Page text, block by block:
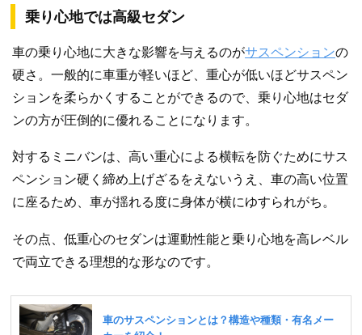
乗り心地では高級セダン
車の乗り心地に大きな影響を与えるのがサスペンションの
硬さ。一般的に車重が軽いほど、重心が低いほどサスペン
ションを柔らかくすることができるので、乗り心地はセダ
ンの方が圧倒的に優れることになります。
対するミニバンは、高い重心による横転を防ぐためにサス
ペンション硬く締め上げざるをえないうえ、車の高い位置
に座るため、車が揺れる度に身体が横にゆすられがち。
その点、低重心のセダンは運動性能と乗り心地を高レベル
で両立できる理想的な形なのです。